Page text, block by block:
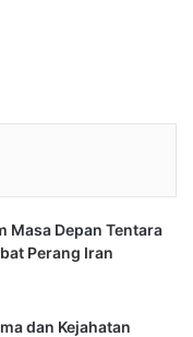
Masa Depan Tentara
Perang Iran
dan Kejahatan